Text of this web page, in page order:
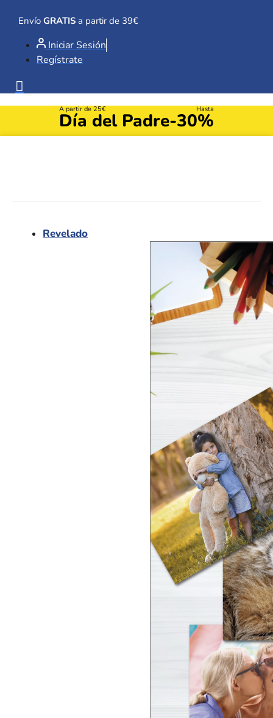
contenido
Envío GRATIS a partir de 39€
Iniciar Sesión
Regístrate
A partir de 25€
Día del Padre
Hasta
-30%
Revelado